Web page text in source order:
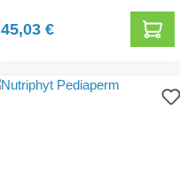
45,03 €